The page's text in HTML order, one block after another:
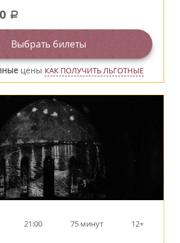
a
Выбрать билеты
цены КАК ПОЛУЧИТЬ ЛЬГОТНЫЕ
21:00 75 минут 12+